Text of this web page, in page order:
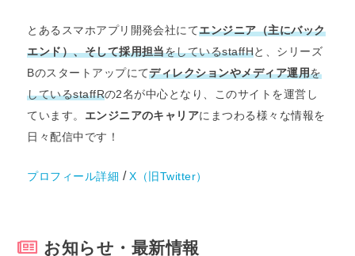
とあるスマホアプリ開発会社にてエンジニア（主にバック
エンド）、そして採用担当をしているstaffHと、シリーズ
Bのスタートアップにてディレクションやメディア運用を
しているstaffRの2名が中心となり、このサイトを運営し
ています。 エンジニアのキャリアにまつわる様々な情報を
日々配信中です！
プロフィール詳細 /X（旧Twitter）
お知らせ・最新情報